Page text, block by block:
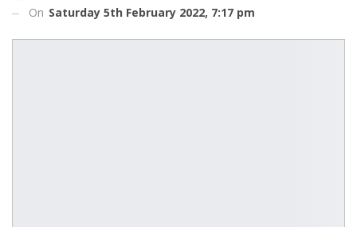
On Saturday 5th February 2022, 7:17 pm